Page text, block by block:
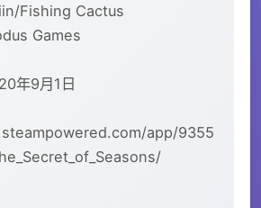
Fishing Cactus
Games
年9月1日
app/9355